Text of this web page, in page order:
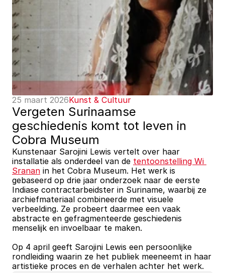
25 maart 2026Kunst & Cultuur
Vergeten Surinaamse
geschiedenis komt tot leven in
Cobra Museum
Kunstenaar Sarojini Lewis vertelt over haar
installatie als onderdeel van de tentoonstelling Wi
Sranan in het Cobra Museum. Het werk is
gebaseerd op drie jaar onderzoek naar de eerste
Indiase contractarbeidster in Suriname, waarbij ze
archiefmateriaal combineerde met visuele
verbeelding. Ze probeert daarmee een vaak
abstracte en gefragmenteerde geschiedenis
menselijk en invoelbaar te maken.
Op 4 april geeft Sarojini Lewis een persoonlijke
rondleiding waarin ze het publiek meeneemt in haar
artistieke proces en de verhalen achter het werk.